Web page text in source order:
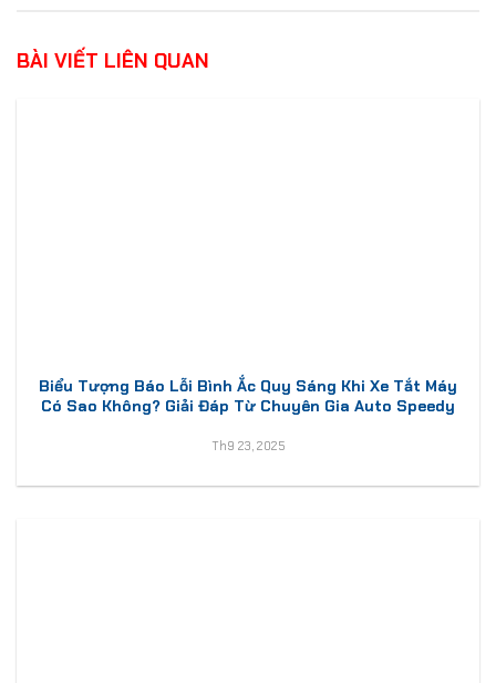
BÀI VIẾT LIÊN QUAN
Biểu Tượng Báo Lỗi Bình Ắc Quy Sáng Khi Xe Tắt Máy
Có Sao Không? Giải Đáp Từ Chuyên Gia Auto Speedy
Th9 23, 2025